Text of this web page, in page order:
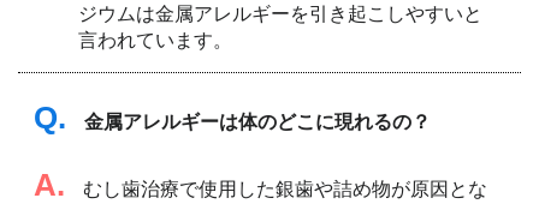
ジウムは金属アレルギーを引き起こしやすいと
言われています。
Q. 金属アレルギーは体のどこに現れるの？
A.
むし歯治療で使用した銀歯や詰め物が原因とな